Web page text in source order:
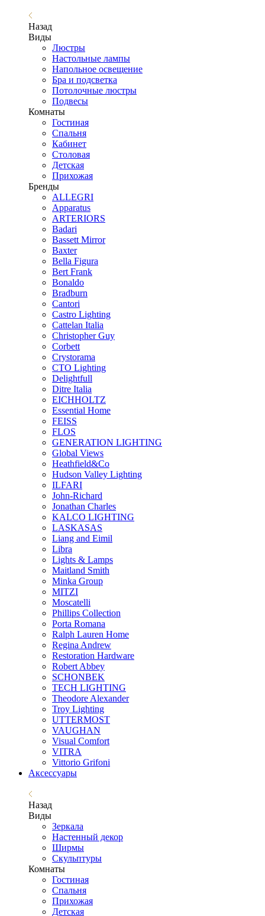
Назад
Виды
Люстры
Настольные лампы
Напольное освещение
Бра и подсветка
Потолочные люстры
Подвесы
Комнаты
Гостиная
Спальня
Кабинет
Столовая
Детская
Прихожая
Бренды
ALLEGRI
Apparatus
ARTERIORS
Badari
Bassett Mirror
Baxter
Bella Figura
Bert Frank
Bonaldo
Bradburn
Cantori
Castro Lighting
Cattelan Italia
Christopher Guy
Corbett
Crystorama
CTO Lighting
Delightfull
Ditre Italia
EICHHOLTZ
Essential Home
FEISS
FLOS
GENERATION LIGHTING
Global Views
Heathfield&Co
Hudson Valley Lighting
ILFARI
John-Richard
Jonathan Charles
KALCO LIGHTING
LASKASAS
Liang and Eimil
Libra
Lights & Lamps
Maitland Smith
Minka Group
MITZI
Moscatelli
Phillips Collection
Porta Romana
Ralph Lauren Home
Regina Andrew
Restoration Hardware
Robert Abbey
SCHONBEK
TECH LIGHTING
Theodore Alexander
Troy Lighting
UTTERMOST
VAUGHAN
Visual Comfort
VITRA
Vittorio Grifoni
Аксессуары
Назад
Виды
Зеркала
Настенный декор
Ширмы
Скульптуры
Комнаты
Гостиная
Спальня
Прихожая
Детская